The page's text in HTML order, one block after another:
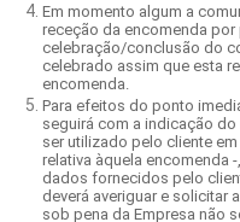
Em momento algum a
receção da encomenda por
celebração/conclusão do
celebrado assim que esta
encomenda.
Para efeitos do ponto
seguirá com a indicação
ser utilizado pelo cliente
relativa àquela encomenda
dados fornecidos pelo
deverá averiguar e solicitar
sob pena da Empresa não